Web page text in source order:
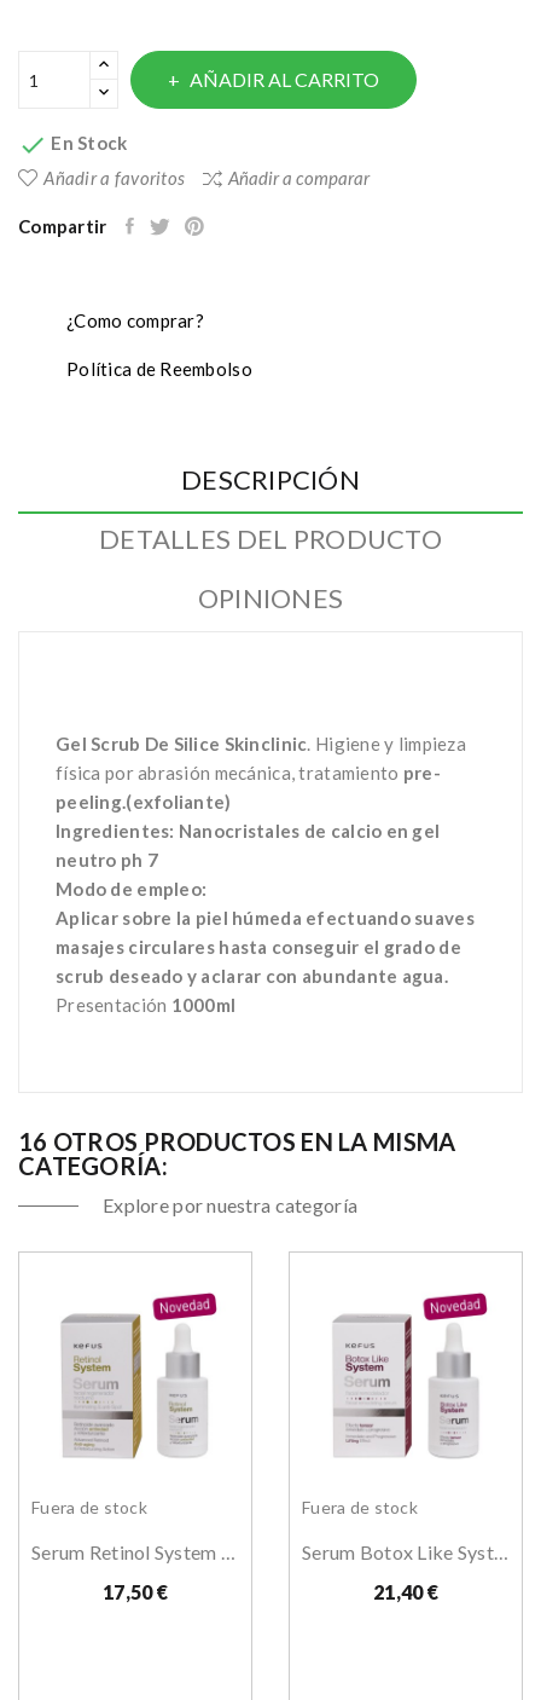
AÑADIR AL CARRITO
 En Stock
Añadir a favoritos
Añadir a comparar
Compartir
¿Como comprar?
Política de Reembolso
DESCRIPCIÓN
DETALLES DEL PRODUCTO
OPINIONES
Gel Scrub De Silice Skinclinic. Higiene y limpieza
física por abrasión mecánica, tratamiento pre-
peeling.(exfoliante)
Ingredientes: Nanocristales de calcio en gel
neutro ph 7
Modo de empleo:
Aplicar sobre la piel húmeda efectuando suaves
masajes circulares hasta conseguir el grado de
scrub deseado y aclarar con abundante agua.
Presentación 1000ml
16 OTROS PRODUCTOS EN LA MISMA
CATEGORÍA:
Explore por nuestra categoría
Fuera de stock
Serum Retinol System Kefus 30 Ml
17,50 €
Fuera de stock
Serum Botox Like System Kefus 30 Ml
21,40 €